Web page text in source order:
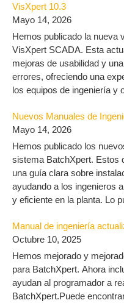
VisXpert 10.3
Mayo 14, 2026
Hemos publicado la nueva
VisXpert SCADA. Esta
mejoras de usabilidad y
errores, ofreciendo una
los equipos de ingeniería y
Nuevos Manuales de
Mayo 14, 2026
Hemos publicado los
sistema BatchXpert. Estos
una guía clara sobre
ayudando a los ingenieros
y eficiente en la planta. Lo
Manual de ingeniería
Octubre 10, 2025
Hemos mejorado y
para BatchXpert. Ahora
ayudan al programador a
BatchXpert.Puede